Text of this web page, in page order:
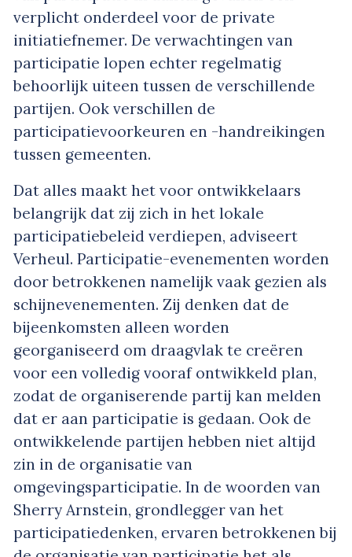
verplicht onderdeel voor de private
initiatiefnemer. De verwachtingen van
participatie lopen echter regelmatig
behoorlijk uiteen tussen de verschillende
partijen. Ook verschillen de
participatievoorkeuren en -handreikingen
tussen gemeenten.
Dat alles maakt het voor ontwikkelaars
belangrijk dat zij zich in het lokale
participatiebeleid verdiepen, adviseert
Verheul. Participatie-evenementen worden
door betrokkenen namelijk vaak gezien als
schijnevenementen. Zij denken dat de
bijeenkomsten alleen worden
georganiseerd om draagvlak te creëren
voor een volledig vooraf ontwikkeld plan,
zodat de organiserende partij kan melden
dat er aan participatie is gedaan. Ook de
ontwikkelende partijen hebben niet altijd
zin in de organisatie van
omgevingsparticipatie. In de woorden van
Sherry Arnstein, grondlegger van het
participatiedenken, ervaren betrokkenen bij